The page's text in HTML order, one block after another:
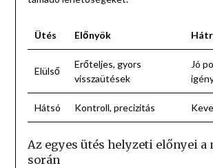
Ütés Előnyök
Elülső
Erőteljes, gyors
visszaütések
Jó
Hátsó Kontroll, precizitás
Az egyes ütés helyzeti előnyei a
során